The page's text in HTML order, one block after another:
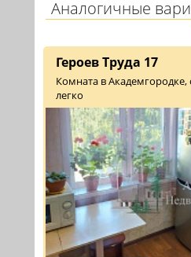
Аналогичные
Героев Труда 17
Комната в Академгородке,
легко